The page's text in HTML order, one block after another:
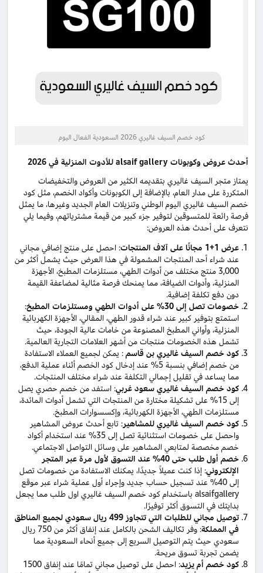
كود خصم السيف غاليري 2026 السعودية الفعال اليوم
أحدث عروض وكوبونات
للأدوت المنزلية في 2026
يمتاز متجر السيف غاليري بتقديمه الكثير من العروض والتخفيضات
المتكررة على مدار العام، بالإضافة إلى الكوبونات وأكواد الخصم، مثل كود
خصم السيف غاليري اليوم الوطني وتنزيلات العام الجديد وغيرها، ما يمثل
فرصة رائعة للمتسوقين لتوفير جزء كبير من قيمة مشترياتهم، وفيما يلي
نتعرف على أحدث هذه العروض:
عرض 1+1 مجانًا على آلاف المنتجات
: احصل على منتج إضافي مجاني
عند شراء أحد المنتجات المشمولة في هذا العرض حيث يشمل أكثر من
3,000 منتج مختلف من أدوات الطهي، مستلزمات المطبخ، الأجهزة
المنزلية، وأدوات الضيافة، مما يمنحك فرصة مثالية لمضاعفة القيمة
دون دفع تكلفة إضافية.
خصومات تصل إلى 30% على أدوات الطهي ومستلزمات المطبخ
:
استمتع بتوفير كبير عند شراء قدور الطهي، المقالي، الأجهزة الكهربائية
المنزلية، وأواني المطبخ المصنوعة من خامات عالية الجودة، حيث
تشمل هذه الخصومات منتجات من أشهر العلامات التجارية العالمية.
كود خصم السيف غاليري بن قاسم: يمكن لجميع العملاء الاستفادة
من خصم إضافي بنسبة 5% عند إدخال كود الخصم أثناء عملية الدفع،
مما يساعد في تقليل إجمالي التكلفة عند شراء مختلف المنتجات.
كود خصم السيف غاليري سعود غربي: استفد من خصم حصري يصل
إلى 15% على تشكيلة مختارة من المنتجات التي تشمل أدوات المائدة،
مستلزمات الطهي، الأجهزة الكهربائية، وإكسسوارات المطبخ.
كود خصم السيف غاليري للمشاهير: تابع أحدث عروض المشاهير
واحصل على خصومات استثنائية تصل إلى 35% عند استخدام أكواد
خصم مخصصة لمتابعي المشاهير على وسائل التواصل الاجتماعي.
خصم أول طلب حتى 40% عند التسوق لأول مرة عبر المتجر
الإلكتروني: إذا كنت عميلاً جديدًا، يمكنك الاستفادة من خصومات تصل
إلى 40% عند تسجيل حساب جديد وإجراء أول عملية شراء عبر موقع
alsaifgallery باستخدام كود خصم السيف غاليري اول طلب مما يجعل
بدايتك في التسوق أكثر توفيرًا.
توصيل مجاني للطلبات التي تتجاوز 499 ريال سعودي لجميع المناطق
في المملكة
: وفر تكاليف الشحن بالكامل عند إنفاق أكثر من 750 ريال
سعودي حيث يتم التوصيل السريع إلى جميع أنحاء السعودية مما
يضمن تجربة تسوق مريحة.
كود خصم أم يزيد
: احصل على توصيل مجاني تمامًا عند إنفاق 1500